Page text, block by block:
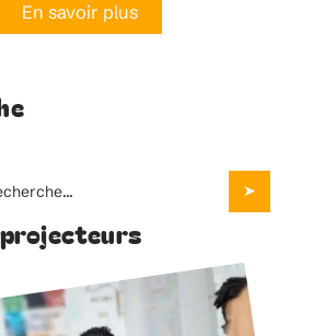
En savoir plus
projecteurs